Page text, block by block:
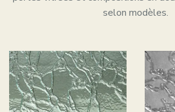
selon modèles.